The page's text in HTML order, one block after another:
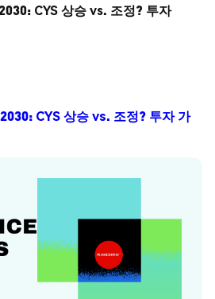
CYS 상승 vs. 조정? 투자
CYS 상승 vs. 조정? 투자 가